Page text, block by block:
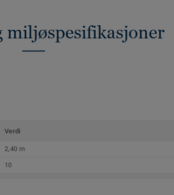
miljøspesifikasjoner
Verdi
2,40 m
10